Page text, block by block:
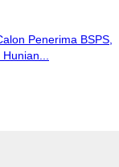
Penerima BSPS,